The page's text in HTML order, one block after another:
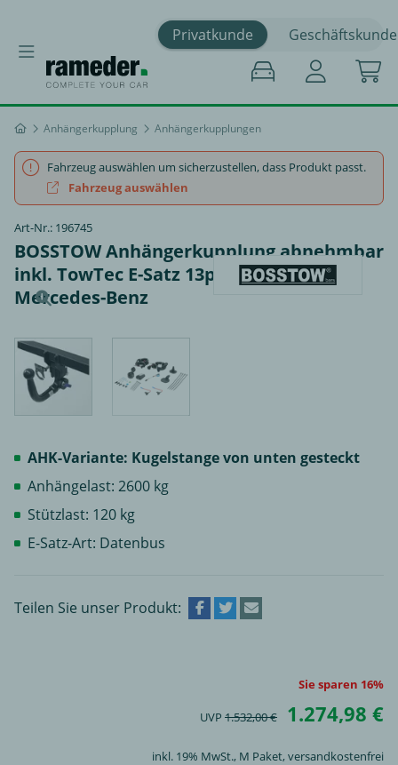
Privatkunde Geschäftskunde
Anhängerkupplung Anhängerkupplungen
Fahrzeug auswählen um sicherzustellen, dass Produkt passt.
Fahrzeug auswählen
Art-Nr.: 196745
BOSSTOW Anhängerkupplung abnehmbar
inkl. TowTec E-Satz 13polig spezifisch -
Mercedes-Benz
AHK-Variante: Kugelstange von unten gesteckt
Anhängelast: 2600 kg
Stützlast: 120 kg
E-Satz-Art: Datenbus
Teilen Sie unser Produkt:
Sie sparen 16%
UVP 1.532,00 € 1.274,98 €
inkl. 19% MwSt., M Paket, versandkostenfrei